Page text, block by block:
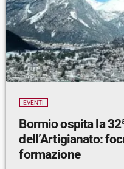
EVENTI
Bormio ospita la
dell’Artigianato:
formazione